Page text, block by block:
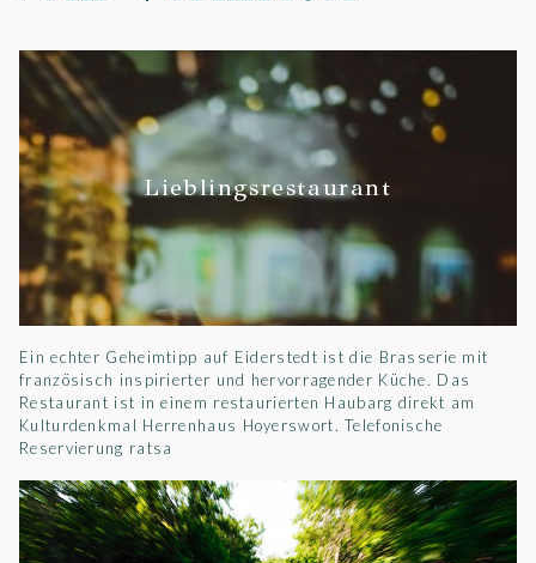
Lieblingsrestaurant
Ein echter Geheimtipp auf Eiderstedt ist die Brasserie mit
französisch inspirierter und hervorragender Küche. Das
Restaurant ist in einem restaurierten Haubarg direkt am
Kulturdenkmal Herrenhaus Hoyerswort. Telefonische
Reservierung ratsa